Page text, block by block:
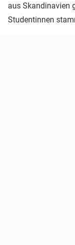
aus Skandinavien
Studentinnen